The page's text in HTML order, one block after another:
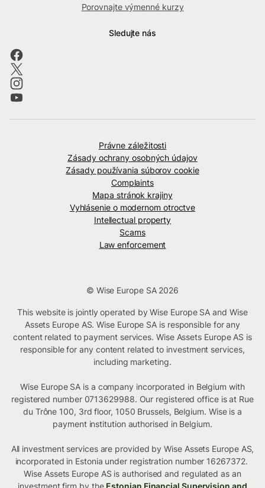
Porovnajte výmenné kurzy
Sledujte nás
Právne záležitosti
Zásady ochrany osobných údajov
Zásady používania súborov cookie
Complaints
Mapa stránok krajiny
Vyhlásenie o modernom otroctve
Intellectual property
Scams
Law enforcement
© Wise Europe SA 2026
This website is jointly operated by Wise Europe SA and Wise
Assets Europe AS. Wise Europe SA is responsible for any
content related to payment services. Wise Assets Europe AS is
responsible for any content related to investment services,
including marketing.
Wise Europe SA is a company incorporated in Belgium with
registered number 0713629988. Our registered office is at Rue
du Trône 100, 3rd floor, 1050 Brussels, Belgium. Wise is a
payment institution authorised in Belgium.
All investment services are provided by Wise Assets Europe AS,
incorporated in Estonia under registration number 16267372.
Wise Assets Europe AS is authorised and regulated as an
investment firm by the Estonian Financial Supervision and